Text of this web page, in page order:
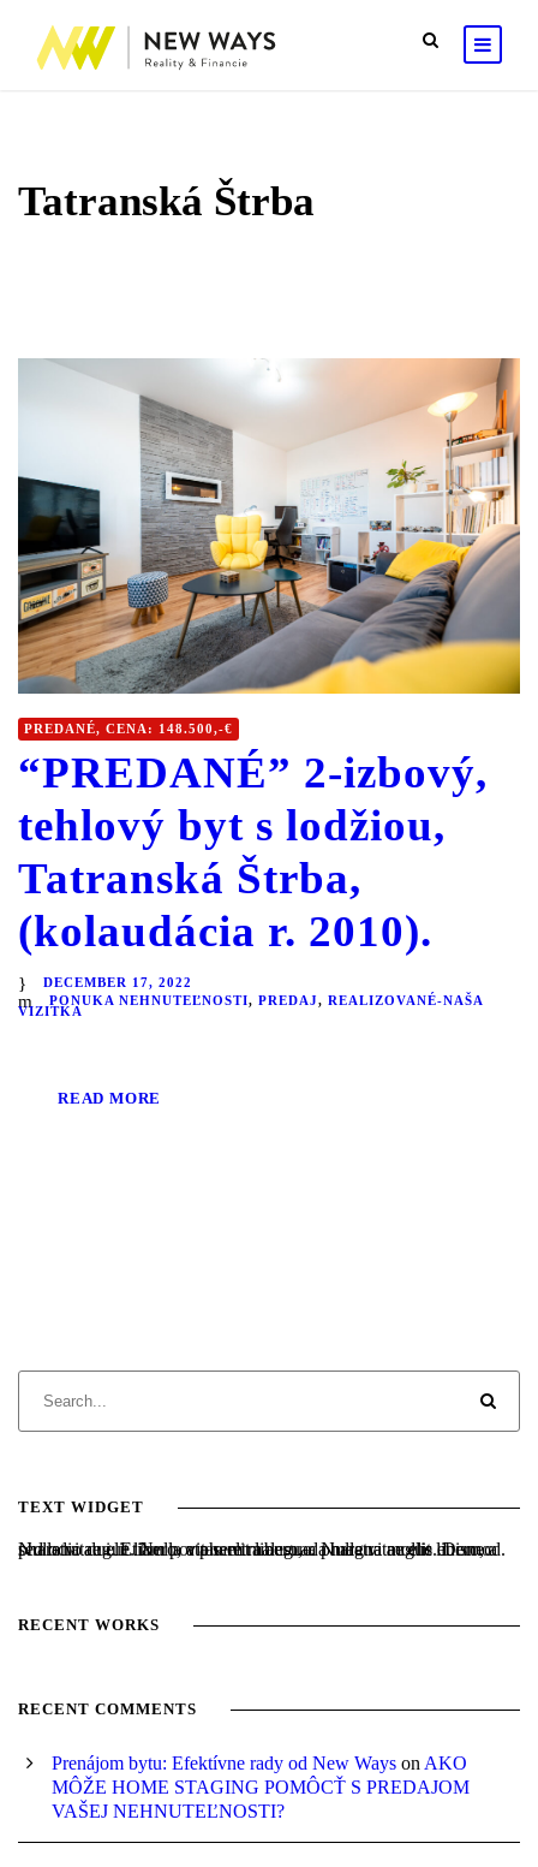
Tatranská Štrba
“PREDANÉ” 2-izbový,
tehlový byt s lodžiou,
Tatranská Štrba,
(kolaudácia r. 2010).
PREDANÉ, CENA: 148.500,-€
DECEMBER 17, 2022
PONUKA NEHNUTEĽNOSTI, PREDAJ, REALIZOVANÉ-NAŠA
VIZITKA
READ MORE
TEXT WIDGET
Nulla vitae elit libero, a pharetra augue. Nulla vitae elit libero, a pharetra augue. Nulla vitae elit libero, a pharetra augue. Donec sed odio dui. Etiam porta sem malesuada magna mollis euismod.
RECENT WORKS
RECENT COMMENTS
Prenájom bytu: Efektívne rady od New Ways on AKO
MÔŽE HOME STAGING POMÔCŤ S PREDAJOM
VAŠEJ NEHNUTEĽNOSTI?